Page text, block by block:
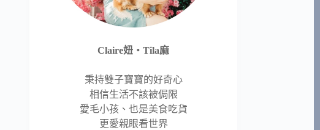
Claire妞‧Tila麻
秉持雙子寶寶的好奇心
相信生活不該被侷限
愛毛小孩、也是美食吃貨
更愛親眼看世界